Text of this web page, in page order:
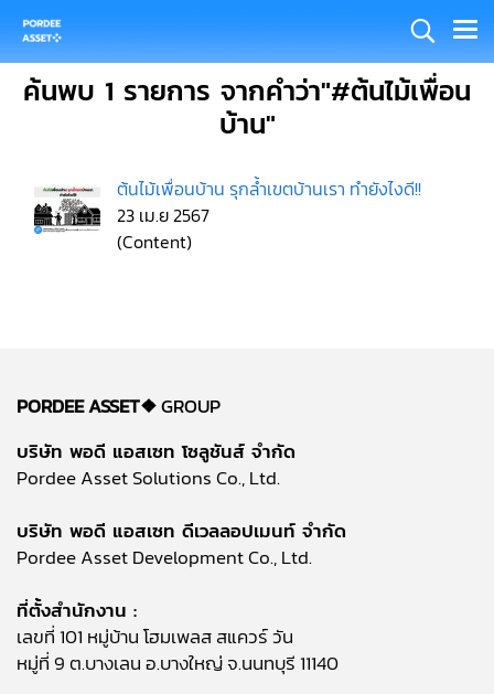
ค้นพบ 1 รายการ จากคำว่า"#ต้นไม้เพื่อน
บ้าน"
ต้นไม้เพื่อนบ้าน รุกล้ำเขตบ้านเรา ทำยังไงดี!!
23 เม.ย 2567
(Content)
PORDEE ASSET❖GROUP
บริษัท พอดี แอสเซท โซลูชันส์ จำกัด
Pordee Asset Solutions Co., Ltd.
บริษัท พอดี แอสเซท ดีเวลลอปเมนท์ จำกัด
Pordee Asset Development Co., Ltd.
ที่ตั้งสำนักงาน :
เลขที่ 101 หมู่บ้าน โฮมเพลส สแควร์ วัน
หมู่ที่ 9 ต.บางเลน อ.บางใหญ่ จ.นนทบุรี 11140